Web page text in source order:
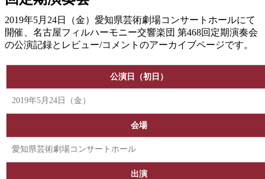
2019年5月24日（金）愛知県芸術劇場コンサートホールにて
開催、名古屋フィルハーモニー交響楽団 第468回定期演奏会
の公演記録とレビュー/コメントのアーカイブページです。
公演日（初日）
2019年5月24日（金）
会場
愛知県芸術劇場コンサートホール
出演